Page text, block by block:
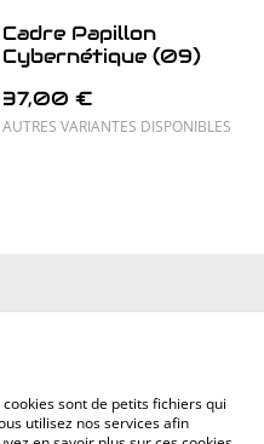
Cadre Papillon
Cybernétique (09)
37,00 €
AUTRES VARIANTES DISPONIBLES
cookies
noussont de petits fichiers qui
utilisez nos services afin